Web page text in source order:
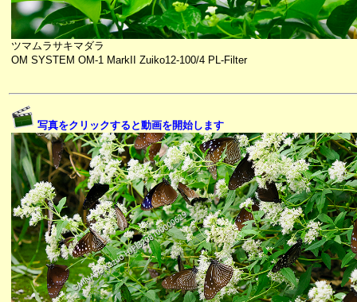
ツマムラサキマダラ
OM SYSTEM OM-1 MarkII Zuiko12-100/4 PL-Filter
写真をクリックすると動画を開始します